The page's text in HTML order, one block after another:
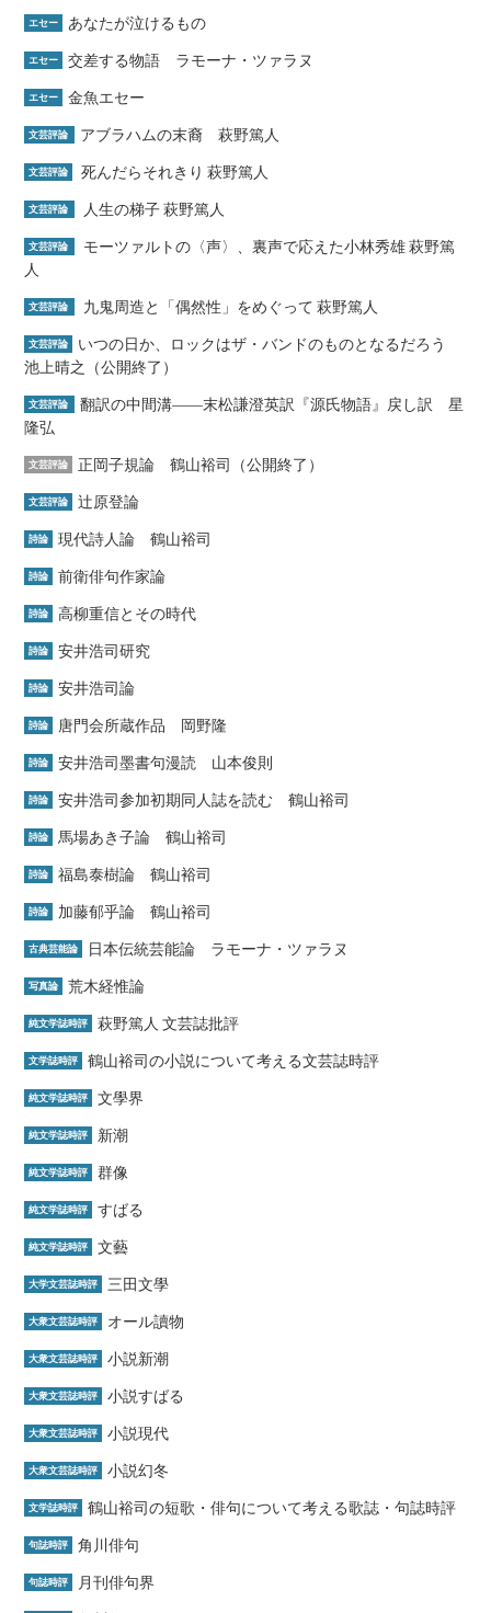
エセー あなたが泣けるもの
エセー 交差する物語 ラモーナ・ツァラヌ
エセー 金魚エセー
文芸評論 アブラハムの末裔 萩野篤人
文芸評論 死んだらそれきり 萩野篤人
文芸評論 人生の梯子 萩野篤人
文芸評論
モーツァルトの〈声〉、裏声で応えた小林秀雄 萩野篤
人
文芸評論 九鬼周造と「偶然性」をめぐって 萩野篤人
文芸評論
いつの日か、ロックはザ・バンドのものとなるだろう
池上晴之（公開終了）
文芸評論
翻訳の中間溝――末松謙澄英訳『源氏物語』戻し訳 星
隆弘
文芸評論 正岡子規論 鶴山裕司（公開終了）
文芸評論 辻原登論
詩論 現代詩人論 鶴山裕司
詩論 前衛俳句作家論
詩論 高柳重信とその時代
詩論 安井浩司研究
詩論 安井浩司論
詩論 唐門会所蔵作品 岡野隆
詩論 安井浩司墨書句漫読 山本俊則
詩論 安井浩司参加初期同人誌を読む 鶴山裕司
詩論 馬場あき子論 鶴山裕司
詩論 福島泰樹論 鶴山裕司
詩論 加藤郁乎論 鶴山裕司
古典芸能論 日本伝統芸能論 ラモーナ・ツァラヌ
写真論 荒木経惟論
純文学誌時評 萩野篤人 文芸誌批評
文学誌時評 鶴山裕司の小説について考える文芸誌時評
純文学誌時評 文學界
純文学誌時評 新潮
純文学誌時評 群像
純文学誌時評 すばる
純文学誌時評 文藝
大学文芸誌時評 三田文學
大衆文芸誌時評 オール讀物
大衆文芸誌時評 小説新潮
大衆文芸誌時評 小説すばる
大衆文芸誌時評 小説現代
大衆文芸誌時評 小説幻冬
文学誌時評 鶴山裕司の短歌・俳句について考える歌誌・句誌時評
句誌時評 角川俳句
句誌時評 月刊俳句界